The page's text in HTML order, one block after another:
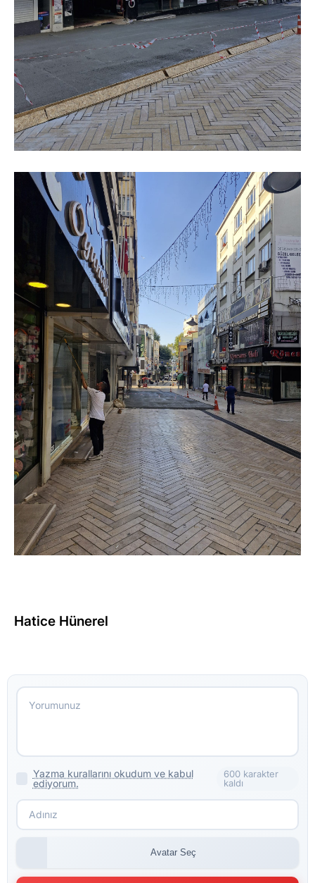
Hatice Hünerel
Yazma kurallarını okudum ve kabul
ediyorum.
600 karakter
kaldı
Avatar Seç